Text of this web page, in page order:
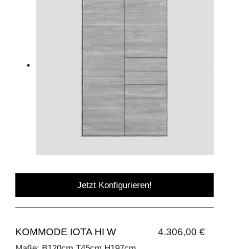
Jetzt Konfigurieren!
KOMMODE IOTA HI W 4.306,00 €